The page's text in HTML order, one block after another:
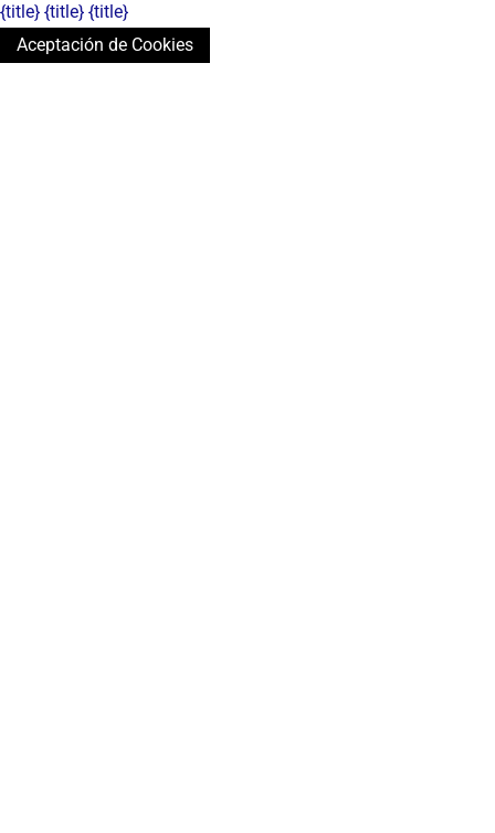
{title} {title} {title}
Aceptación de Cookies